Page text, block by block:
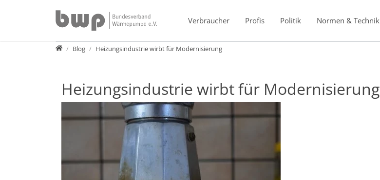
Verbraucher
Profis Politik Normen & Technik
Presse
Blog Heizungsindustrie wirbt für Modernisierung
Heizungsindustrie wirbt für Modernisierung